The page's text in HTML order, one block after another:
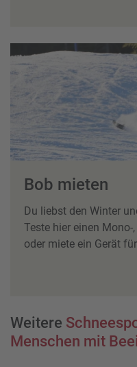
Bob mieten
Du liebst den Winter
Teste hier einen
oder miete ein Gerät
Weitere
Menschen mit